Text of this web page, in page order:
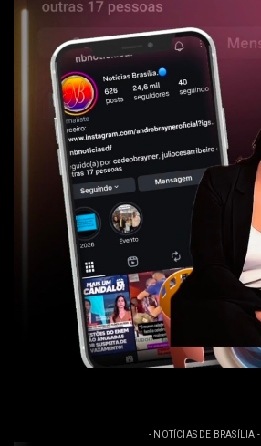
- NOTÍCIAS DE BRASÍLIA -